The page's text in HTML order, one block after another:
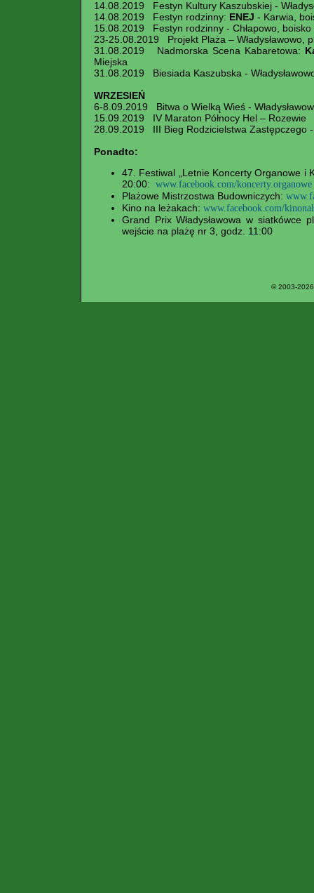
14.08.2019 Festyn Kultury Kaszubskiej -
14.08.2019 Festyn rodzinny: ENEJ - Karwia,
15.08.2019 Festyn rodzinny - Chłapowo, boisko
23-25.08.2019 Projekt Plaża – Władysławowo,
31.08.2019 Nadmorska Scena Kabaretowa:
Miejska
31.08.2019 Biesiada Kaszubska -
WRZESIEŃ
6-8.09.2019 Bitwa o Wielką Wieś -
15.09.2019 IV Maraton Północy Hel – Rozewie
28.09.2019 III Bieg Rodzicielstwa Zastępczego -
Ponadto:
47. Festiwal „Letnie Koncerty Organowe i
20:00: www.facebook.com/koncerty.organowe
Plażowe Mistrzostwa Budowniczych:
Kino na leżakach: www.facebook.com/
Grand Prix Władysławowa w siatkówce
wejście na plażę nr 3, godz. 11:00
© 2003-